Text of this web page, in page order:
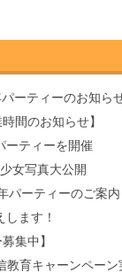
ーティーのお知ら
間のお知らせ】
ーティーを開催
女写真大公開
パーティーのご案内
ます！
集中】
教育キャーンペー